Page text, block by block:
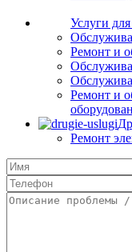
Услуги
Ремонт и
Ремонт и
Ремонт